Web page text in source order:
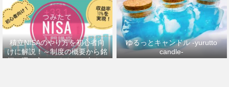
積立NISAのやり方を初心者向
けに解説！～制度の概要から銘
柄の選び方、おすすめの本まで
ゆるっとキャンドル -yurutto
candle-